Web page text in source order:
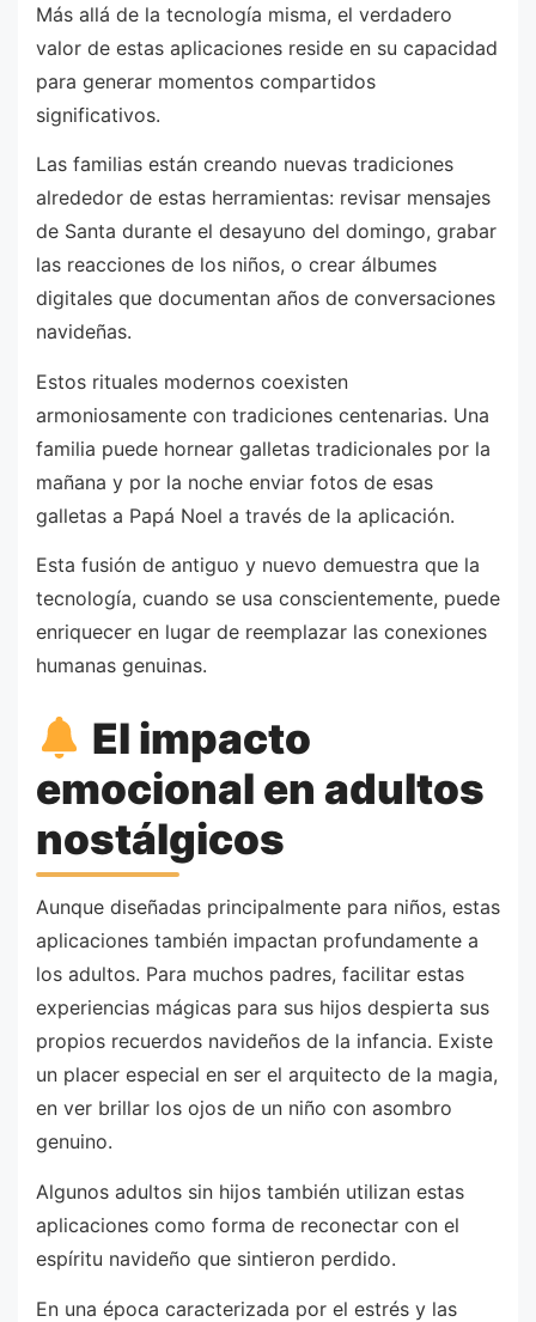
Más allá de la tecnología misma, el verdadero
valor de estas aplicaciones reside en su capacidad
para generar momentos compartidos
significativos.
Las familias están creando nuevas tradiciones
alrededor de estas herramientas: revisar mensajes
de Santa durante el desayuno del domingo, grabar
las reacciones de los niños, o crear álbumes
digitales que documentan años de conversaciones
navideñas.
Estos rituales modernos coexisten
armoniosamente con tradiciones centenarias. Una
familia puede hornear galletas tradicionales por la
mañana y por la noche enviar fotos de esas
galletas a Papá Noel a través de la aplicación.
Esta fusión de antiguo y nuevo demuestra que la
tecnología, cuando se usa conscientemente, puede
enriquecer en lugar de reemplazar las conexiones
humanas genuinas.
El impacto
emocional en adultos
nostálgicos
Aunque diseñadas principalmente para niños, estas
aplicaciones también impactan profundamente a
los adultos. Para muchos padres, facilitar estas
experiencias mágicas para sus hijos despierta sus
propios recuerdos navideños de la infancia. Existe
un placer especial en ser el arquitecto de la magia,
en ver brillar los ojos de un niño con asombro
genuino.
Algunos adultos sin hijos también utilizan estas
aplicaciones como forma de reconectar con el
espíritu navideño que sintieron perdido.
En una época caracterizada por el estrés y las